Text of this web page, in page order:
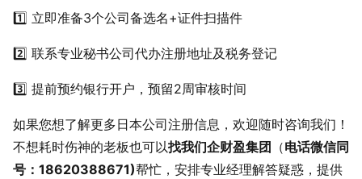
1️⃣ 立即准备3个公司备选名+证件扫描件
2️⃣ 联系专业秘书公司代办注册地址及税务登记
3️⃣ 提前预约银行开户，预留2周审核时间
如果您想了解更多日本公司注册信息，欢迎随时咨询我们！
不想耗时伤神的老板也可以找我们企财盈集团 （电话微信同
号：18620388671)帮忙，安排专业经理解答疑惑，提供